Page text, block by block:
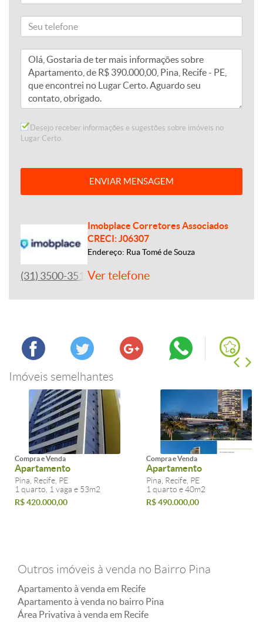
Desejo receber informações e sugestões sobre imóveis no
Lugar Certo.
ENVIAR MENSAGEM
Imobplace Corretores Associados
CRECI: J06307
Endereço: Rua Tomé de Souza
(31) 3500-3513Ver telefone
Imóveis semelhantes
Compra e Venda
Apartamento
Pina, Recife, PE
1 quarto, 1 vaga e 53m2
R$ 420.000,00
Compra e Venda
Apartamento
Pina, Recife, PE
1 quarto e 40m2
R$ 490.000,00
Outros imóveis à venda no Bairro Pina
Apartamento à venda em Recife
Apartamento à venda no bairro Pina
Área Privativa à venda em Recife